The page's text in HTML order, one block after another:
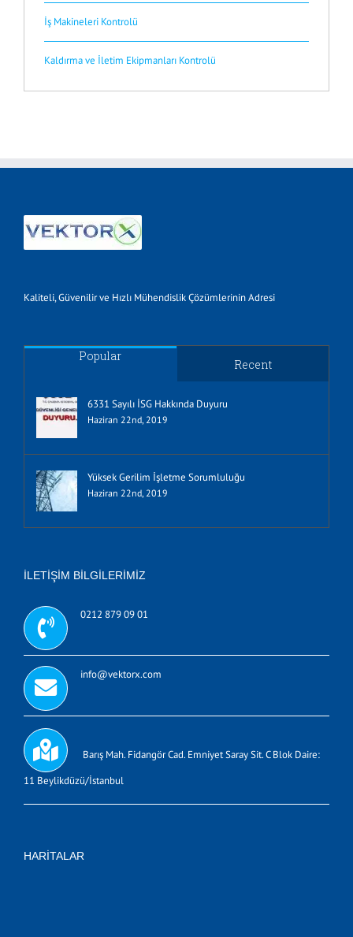
İş Makineleri Kontrolü
Kaldırma ve İletim Ekipmanları Kontrolü
Kaliteli, Güvenilir ve Hızlı Mühendislik Çözümlerinin Adresi
Popular
Recent
6331 Sayılı İSG Hakkında Duyuru
Haziran 22nd, 2019
Yüksek Gerilim İşletme Sorumluluğu
Haziran 22nd, 2019
İLETIŞIM BILGILERIMIZ
0212 879 09 01
info@vektorx.com
Barış Mah. Fidangör Cad. Emniyet Saray Sit. C Blok Daire:
11 Beylikdüzü/İstanbul
HARITALAR